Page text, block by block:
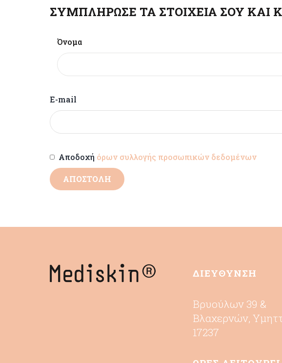
ΣΥΜΠΛΗΡΩΣΕ ΤΑ ΣΤΟΙΧΕΙΑ ΣΟΥ ΚΑΙ
Όνομα
E-mail
Αποδοχή όρων συλλογής προσωπικών δεδομένων
ΔΙΕΥΘΥΝΣΗ
Βρυούλων 39 &
Βλαχερνών,
17237